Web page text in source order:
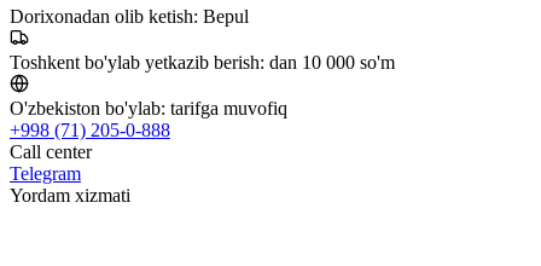
Dorixonadan olib ketish: Bepul
Toshkent bo'ylab yetkazib berish: dan 10 000 so'm
O'zbekiston bo'ylab: tarifga muvofiq
+998 (71) 205-0-888
Call center
Telegram
Yordam xizmati